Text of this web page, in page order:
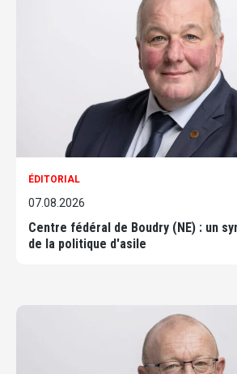
ÉDITORIAL
07.08.2026
Centre fédéral de Boudry (NE) : un
de la politique d'asile